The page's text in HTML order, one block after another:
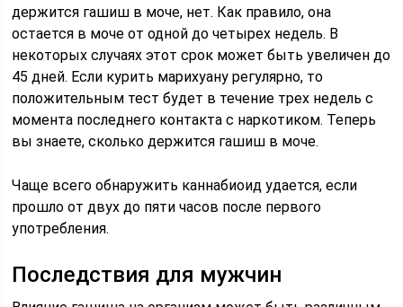
держится гашиш в моче, нет. Как правило, она
остается в моче от одной до четырех недель. В
некоторых случаях этот срок может быть увеличен до
45 дней. Если курить марихуану регулярно, то
положительным тест будет в течение трех недель с
момента последнего контакта с наркотиком. Теперь
вы знаете, сколько держится гашиш в моче.
Чаще всего обнаружить каннабиоид удается, если
прошло от двух до пяти часов после первого
употребления.
Последствия для мужчин